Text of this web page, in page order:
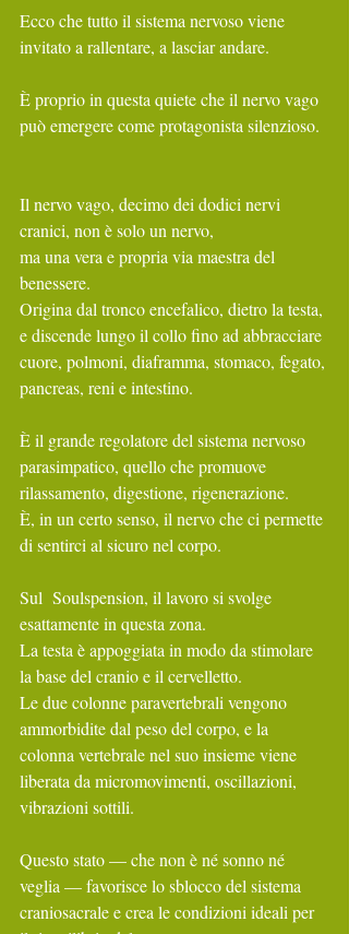
Ecco che tutto il sistema nervoso viene
invitato a rallentare, a lasciar andare.
È proprio in questa quiete che il nervo vago
può emergere come protagonista silenzioso.
Il nervo vago, decimo dei dodici nervi
cranici, non è solo un nervo,
ma una vera e propria via maestra del
benessere.
Origina dal tronco encefalico, dietro la testa,
e discende lungo il collo fino ad abbracciare
cuore, polmoni, diaframma, stomaco, fegato,
pancreas, reni e intestino.
È il grande regolatore del sistema nervoso
parasimpatico, quello che promuove
rilassamento, digestione, rigenerazione.
È, in un certo senso, il nervo che ci permette
di sentirci al sicuro nel corpo.
Sul  Soulspension, il lavoro si svolge
esattamente in questa zona.
La testa è appoggiata in modo da stimolare
la base del cranio e il cervelletto.
Le due colonne paravertebrali vengono
ammorbidite dal peso del corpo, e la
colonna vertebrale nel suo insieme viene
liberata da micromovimenti, oscillazioni,
vibrazioni sottili.
Questo stato — che non è né sonno né
veglia — favorisce lo sblocco del sistema
craniosacrale e crea le condizioni ideali per